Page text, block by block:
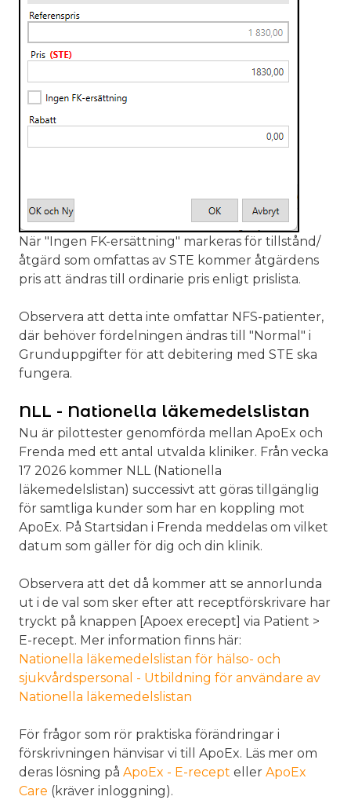
När "Ingen FK-ersättning" markeras för tillstånd/
åtgärd som omfattas av STE kommer åtgärdens
pris att ändras till ordinarie pris enligt prislista.
Observera att detta inte omfattar NFS-patienter,
där behöver fördelningen ändras till "Normal" i
Grunduppgifter för att debitering med STE ska
fungera.
NLL - Nationella läkemedelslistan
Nu är pilottester genomförda mellan ApoEx och
Frenda med ett antal utvalda kliniker. Från vecka
17 2026 kommer NLL (Nationella
läkemedelslistan) successivt att göras tillgänglig
för samtliga kunder som har en koppling mot
ApoEx. På Startsidan i Frenda meddelas om vilket
datum som gäller för dig och din klinik.
Observera att det då kommer att se annorlunda
ut i de val som sker efter att receptförskrivare har
tryckt på knappen [Apoex erecept] via Patient >
E-recept. Mer information finns här:
Nationella läkemedelslistan för hälso- och
sjukvårdspersonal - Utbildning för användare av
Nationella läkemedelslistan
För frågor som rör praktiska förändringar i
förskrivningen hänvisar vi till ApoEx. Läs mer om
deras lösning på ApoEx - E-recept eller ApoEx
Care (kräver inloggning).